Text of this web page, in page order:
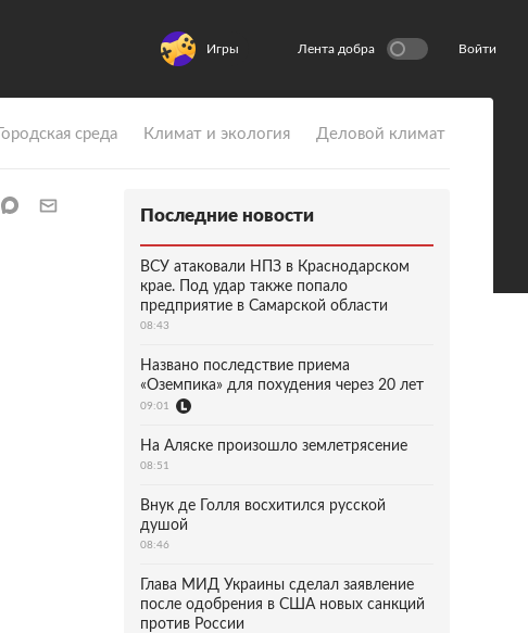
Игры Лента добра Войти
Городская среда Климат и экология Деловой климат
Последние новости
ВСУ атаковали НПЗ в Краснодарском
крае. Под удар также попало
предприятие в Самарской области
08:43
Названо последствие приема
«Оземпика» для похудения через 20 лет
09:01
На Аляске произошло землетрясение
08:51
Внук де Голля восхитился русской
душой
08:46
Глава МИД Украины сделал заявление
после одобрения в США новых санкций
против России